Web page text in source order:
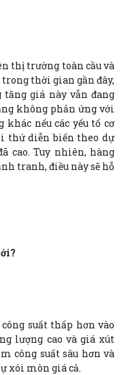
thị trường toàn cầu và
trong thời gian gần đây,
giá này vẫn đang
không phản ứng với
nếu các yếu tố cơ
thứ diễn biến theo dự
cao. Tuy nhiên, hàng
tranh, điều này sẽ hỗ
suất thấp hơn vào
lượng cao và giá xút
công suất sâu hơn và
xói mòn giá cả.